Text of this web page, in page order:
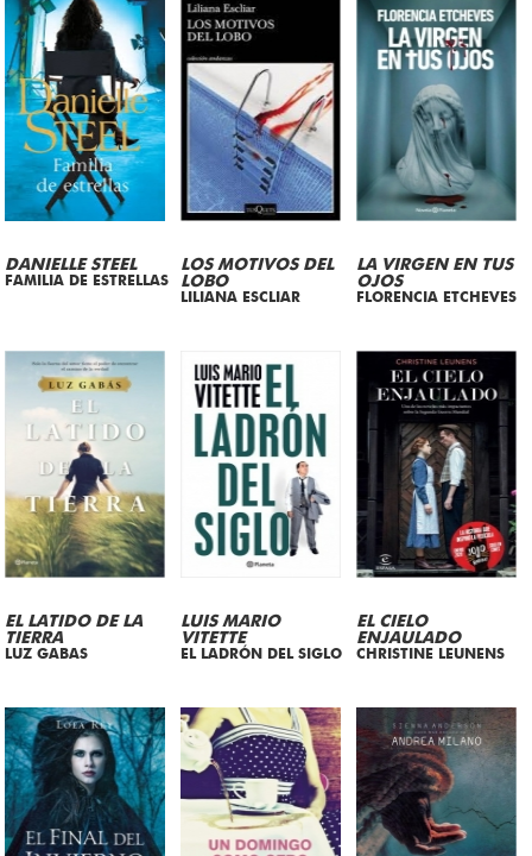
DANIELLE STEEL
FAMILIA DE ESTRELLAS
LOS MOTIVOS DEL
LOBO
LILIANA ESCLIAR
LA VIRGEN EN TUS
OJOS
FLORENCIA ETCHEVES
EL LATIDO DE LA
TIERRA
LUZ GABAS
LUIS MARIO
VITETTE
EL LADRÓN DEL SIGLO
EL CIELO
ENJAULADO
CHRISTINE LEUNENS